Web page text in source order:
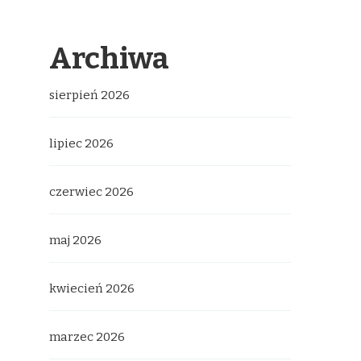
Archiwa
sierpień 2026
lipiec 2026
czerwiec 2026
maj 2026
kwiecień 2026
marzec 2026